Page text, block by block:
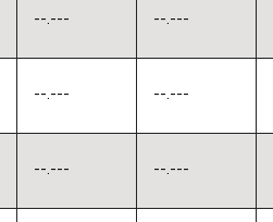
--.--- --.---
--.--- --.---
--.--- --.---